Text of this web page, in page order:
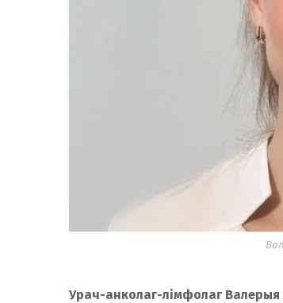
Урач-анколаг-лімфолаг Валерыя